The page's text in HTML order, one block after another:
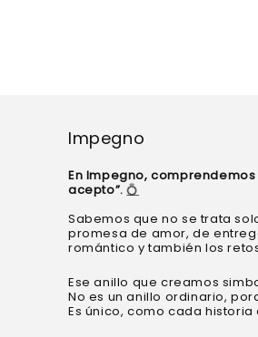
Impegno
En Impegno,
acepto”.💍
Sabemos que no se trata
promesa de amor, de
romántico y también los
Ese anillo que creamos
No es un anillo ordinario,
Es único, como cada